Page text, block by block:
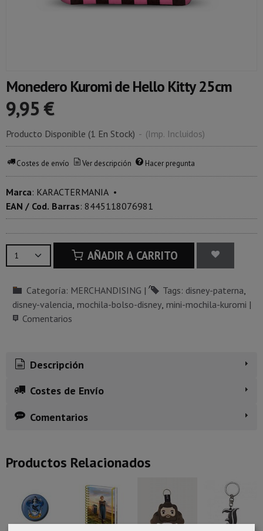
Monedero Kuromi de Hello Kitty 25cm
9,95 €
Producto Disponible (1 En Stock) - (Imp. Incluidos)
Costes de envío Ver descripción Hacer pregunta
Marca: KARACTERMANIA •
EAN / Cod. Barras: 8445118076981
AÑADIR A CARRITO
Categoría: MERCHANDISING | Tags: disney-paterna
disney-valencia mochila-bolso-disney mini-mochila-kuromi |
Comentarios
Descripción
Costes de Envío
Comentarios
Productos Relacionados